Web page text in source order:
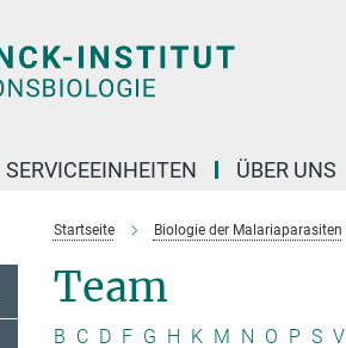
SERVICEEINHEITEN ÜBER UNS
Startseite Biologie der Malariaparasiten
Team
B C D F G H K M N O P S V